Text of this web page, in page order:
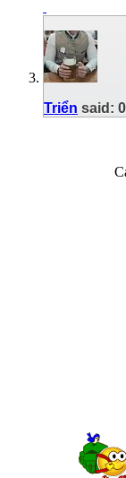
Triển said: